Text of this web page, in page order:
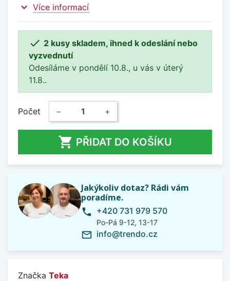
expand_more Více informací
 2 kusy skladem, ihned k odeslání nebo
vyzvednutí
Odesíláme v pondělí 10.8., u vás v úterý
11.8..
Počet − +
 PŘIDAT DO KOŠÍKU
Jakýkoliv dotaz? Rádi vám
poradíme.
phone +420 731 979 570
Po-Pá 9-12, 13-17
mail_outline info@trendo.cz
Značka Teka